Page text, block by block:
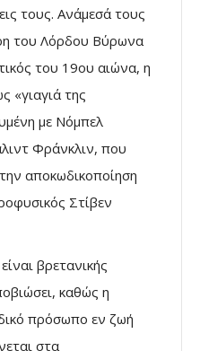
τους. Ανάμεσά τους
του Λόρδου Βύρωνα
του 19ου αιώνα, η
«γιαγιά της
με Νόμπελ
Φράνκλιν, που
αποκωδικοποίηση
Στίβεν
βρετανικής
καθώς η
πρόσωπο εν ζωή
στα